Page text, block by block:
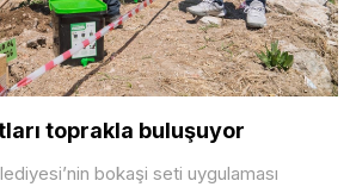
toprakla buluşuyor
bokaşi seti uygulaması